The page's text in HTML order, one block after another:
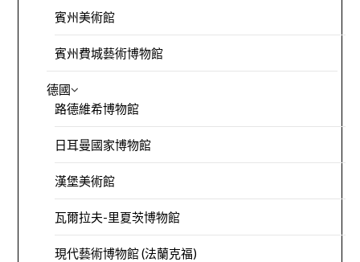
賓州美術館
賓州費城藝術博物館
德國
路德維希博物館
日耳曼國家博物館
漢堡美術館
瓦爾拉夫-里夏茨博物館
現代藝術博物館 (法蘭克福)